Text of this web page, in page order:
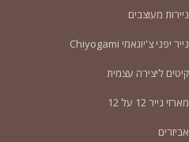
ניירות מעוצבים
נייר יפני צ'יוגאמי Chiyogami
קיטים ליצירה עצמית
מארזי נייר 12 על 12
אביזרים